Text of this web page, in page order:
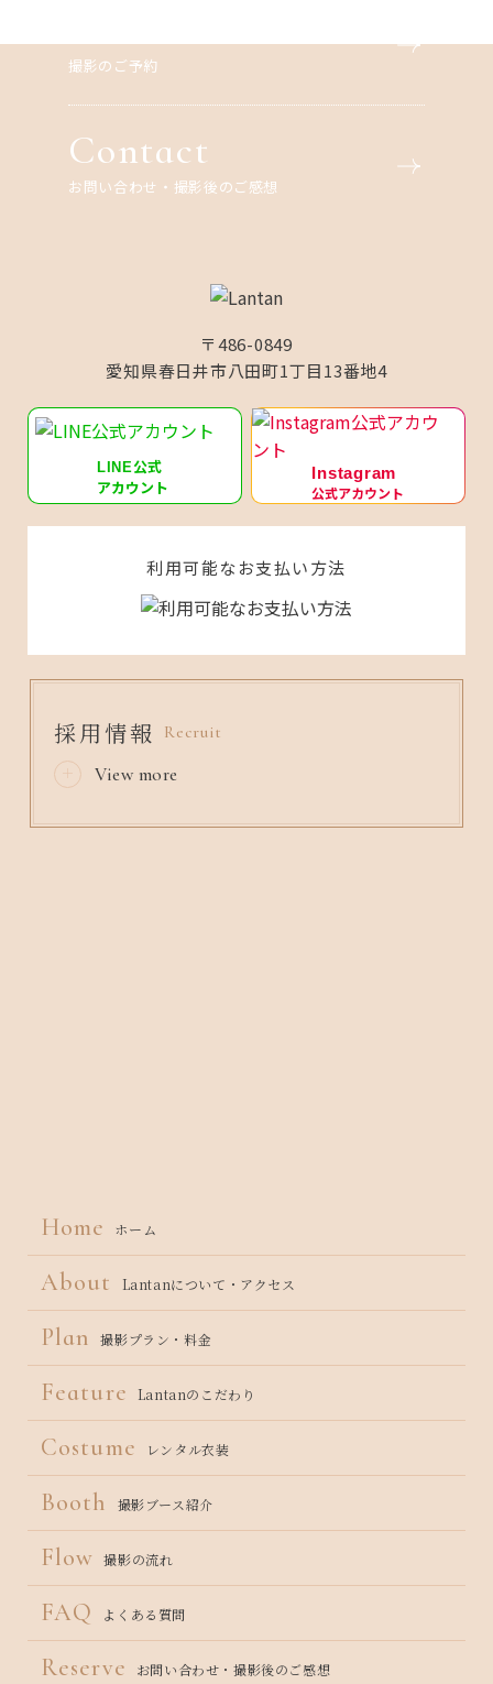
撮影のご予約
Contact
お問い合わせ・撮影後のご感想
〒486-0849
愛知県春日井市八田町1丁目13番地4
LINE 公式
アカウント
Instagram
公式アカウント
利用可能なお支払い方法
採用情報 Recruit
View more
Home ホーム
About Lantanについて・アクセス
Plan 撮影プラン・料金
Feature Lantanのこだわり
Costume レンタル衣装
Booth 撮影ブース紹介
Flow 撮影の流れ
FAQ よくある質問
Reserve お問い合わせ・撮影後のご感想